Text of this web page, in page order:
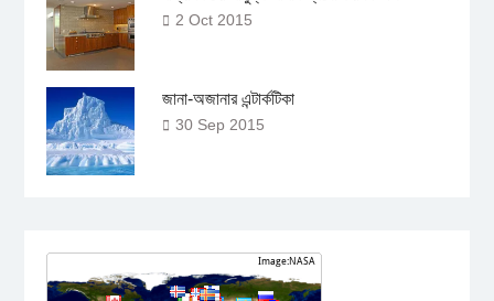
2 Oct 2015
জানা-অজানার এন্টার্কটিকা
30 Sep 2015